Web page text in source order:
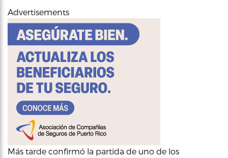
Advertisements
Más tarde confirmó la partida de uno de los